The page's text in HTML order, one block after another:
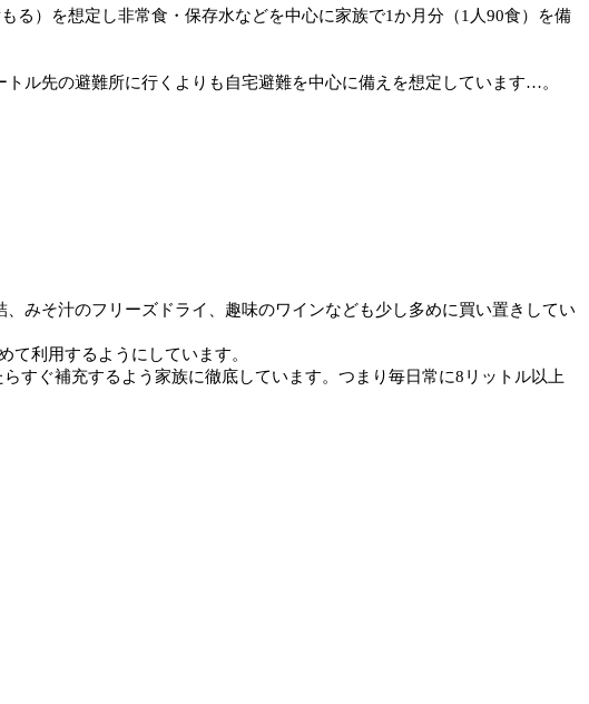
る）を想定し非常食・保存水などを中心に家族で1か月分（1人90食）を備
ル先の避難所に行くよりも自宅避難を中心に備えを想定しています…。
みそ汁のフリーズドライ、趣味のワインなども少し多めに買い置きしてい
て利用するようにしています。
すぐ補充するよう家族に徹底しています。つまり毎日常に8リットル以上